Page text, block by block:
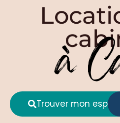
à
Trouver mon espace